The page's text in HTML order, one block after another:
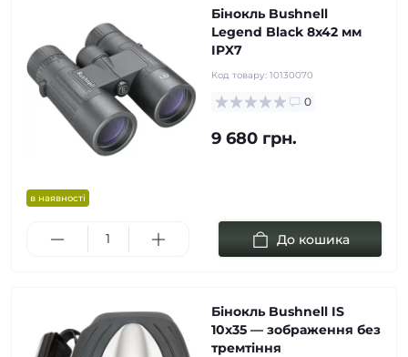
в наявності
Бінокль Bushnell
Legend Black 8x42 мм
IPX7
Код товару: 10130070
0
9 680 грн.
До кошика
Бінокль Bushnell IS
10x35 — зображення без
тремтіння